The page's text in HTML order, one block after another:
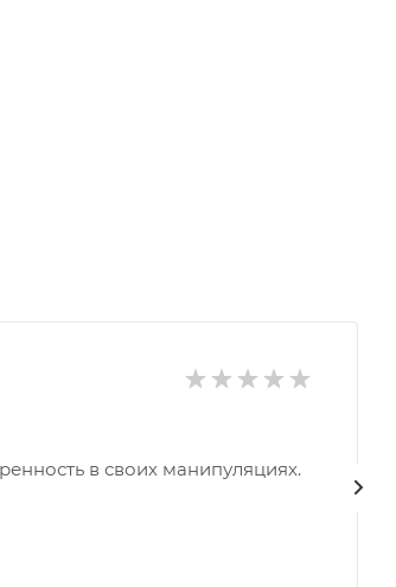
в своих манипуляциях.